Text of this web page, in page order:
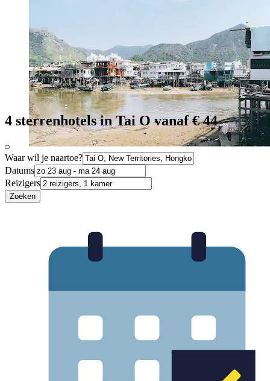
4 sterrenhotels in Tai O vanaf € 44
Waar wil je naartoe?
Datums
Reizigers
Zoeken